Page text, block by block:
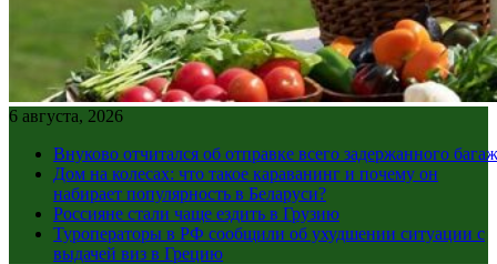
6 августа, 2026
Внуково отчитался об отправке всего задержанного
Дом на колесах: что такое караванинг и почему он
набирает популярность в Беларуси?
Россияне стали чаще ездить в Грузию
Туроператоры в РФ сообщили об ухудшении ситуации с
выдачей виз в Грецию